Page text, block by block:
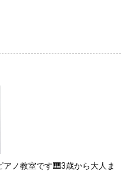
ノ教室です🎹3歳から大人ま